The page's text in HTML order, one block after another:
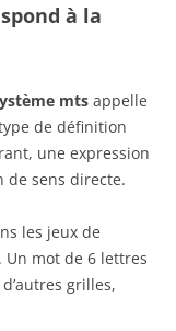
à la
mts appelle
de définition
une expression
de sens directe.
les jeux de
mot de 6 lettres
grilles,